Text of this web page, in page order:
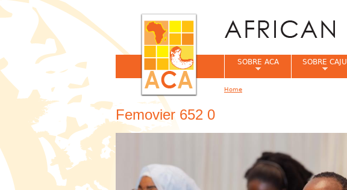
Femovier 652 0
SOBRE ACA SOBRE CAJU
Home